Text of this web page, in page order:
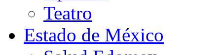
Teatro
Estado de México